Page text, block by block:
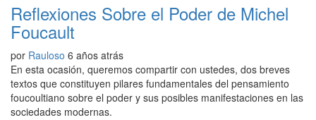
Reflexiones Sobre el Poder de Michel
Foucault
por Rauloso 6 años atrás
En esta ocasión, queremos compartir con ustedes, dos breves
textos que constituyen pilares fundamentales del pensamiento
foucoultiano sobre el poder y sus posibles manifestaciones en las
sociedades modernas.